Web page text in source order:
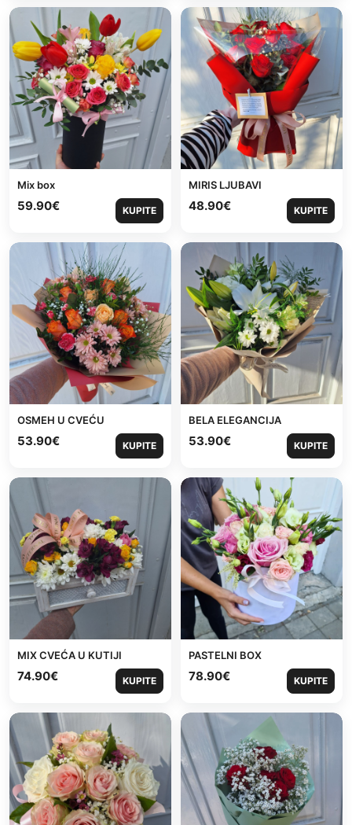
Mix box
59.90€ KUPITE
MIRIS LJUBAVI
48.90€ KUPITE
OSMEH U CVEĆU
53.90€ KUPITE
BELA ELEGANCIJA
53.90€ KUPITE
MIX CVEĆA U KUTIJI
74.90€ KUPITE
PASTELNI BOX
78.90€ KUPITE